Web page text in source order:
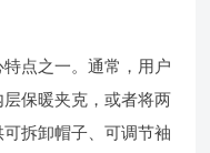
点之一。通常，用户
保暖夹克，或者将两
拆卸帽子、可调节袖